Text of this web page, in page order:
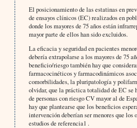
El posicionamiento de las estatinas en
de ensayos clínicos (EC) realizados en
donde los mayores de 75 años están
mayor parte de ellos han sido excluidos.
La eficacia y seguridad en pacientes
debería extrapolarse a los mayores de 75
beneficio/riesgo también hay que
farmacocinéticos y farmacodinámicos
comorbilidades, la pluripatología y
olvidar, que la práctica totalidad de EC se
de personas con riesgo CV mayor al de
hay que plantearse que los beneficios
intervención deberían ser menores que los
estudios de referencia1 .